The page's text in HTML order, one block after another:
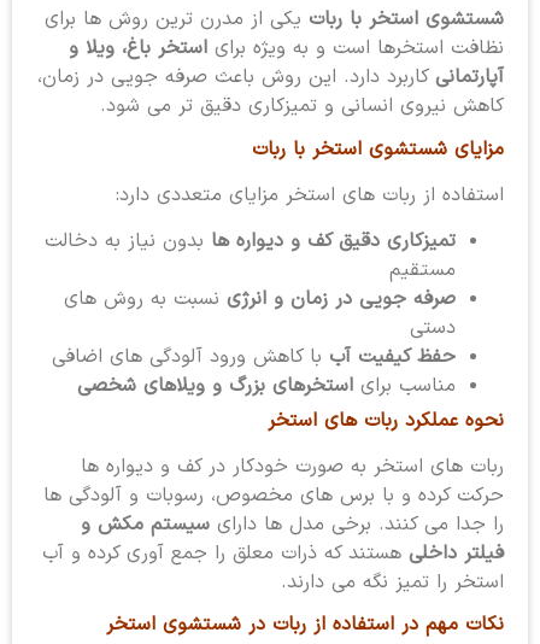
شستشوی استخر با رباتیکی از مدرن ترین روش ها برای
نظافت استخرها است و به ویژه برای استخر باغ، ویلا و
آپارتمانیکاربرد دارد. این روش باعث صرفه جویی در زمان،
کاهش نیروی انسانی و تمیزکاری دقیق تر می شود.
مزایای شستشوی استخر با ربات
استفاده از ربات های استخر مزایای متعددی دارد:
تمیزکاری دقیق کف و دیواره هابدون نیاز به دخالت
مستقیم
صرفه جویی در زمان و انرژینسبت به روش های
دستی
حفظ کیفیت آببا کاهش ورود آلودگی های اضافی
مناسب برای استخرهای بزرگ و ویلاهای شخصی
نحوه عملکرد ربات های استخر
ربات های استخر به صورت خودکار در کف و دیواره ها
حرکت کرده و با برس های مخصوص، رسوبات و آلودگی ها
را جدا می کنند. برخی مدل ها دارای سیستم مکش و
فیلتر داخلیهستند که ذرات معلق را جمع آوری کرده و آب
استخر را تمیز نگه می دارند.
نکات مهم در استفاده از ربات در شستشوی استخر